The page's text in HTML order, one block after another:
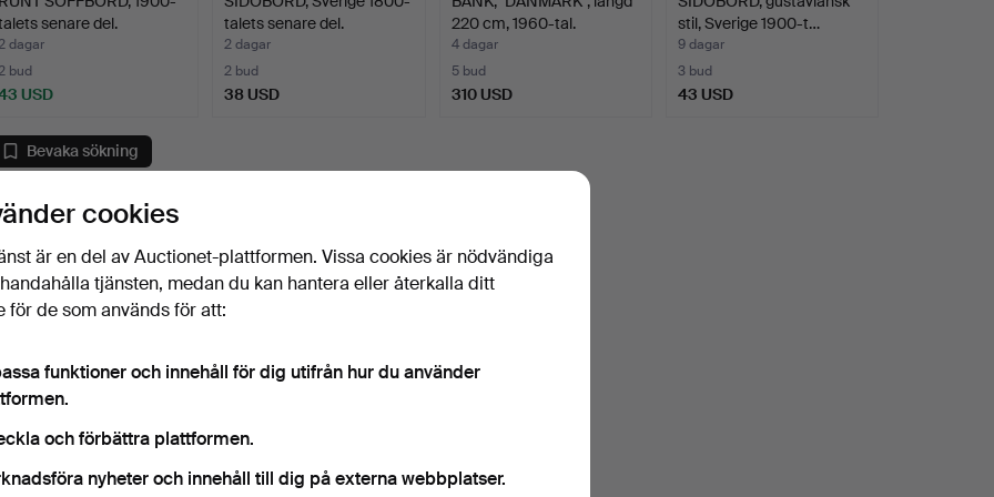
senare del.
dagar
bud
USD
talets senare del.
2 dagar
2 bud
38 USD
220 cm, 1960-tal.
4 dagar
5 bud
310 USD
stil, Sverige 1900-t…
9 dagar
3 bud
43 USD
Bevaka sökning
kan också söka i
cookies
är en del av Auctionet-plattformen. Vissa cookies är nödvändiga
tjänsten, medan du kan hantera eller återkalla ditt
för de som används för att:
funktioner och innehåll för dig utifrån hur du använder
och förbättra plattformen.
nyheter och innehåll till dig på externa webbplatser.